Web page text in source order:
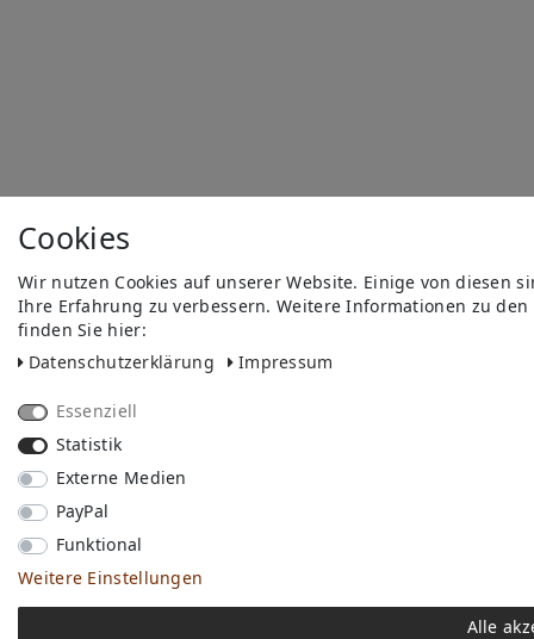
Cookies
Wir nutzen Cookies auf unserer Website. Einige von diesen
Ihre Erfahrung zu verbessern. Weitere Informationen zu
finden Sie hier:
Daten­schutz­erklärung
Impressum
Essenziell
Statistik
Externe Medien
PayPal
Funktional
Weitere Einstellungen
Alle